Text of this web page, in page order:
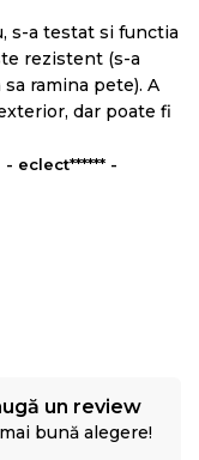
s-a testat si functia
rezistent (s-a
ramina pete). A
dar poate fi
- eclect****** -
un review
bună alegere!